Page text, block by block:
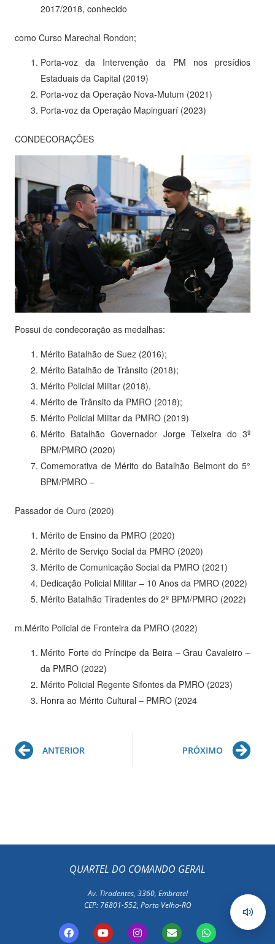
2017/2018, conhecido
como Curso Marechal Rondon;
Porta-voz da Intervenção da PM nos presídios
Estaduais da Capital (2019)
Porta-voz da Operação Nova-Mutum (2021)
Porta-voz da Operação Mapinguarí (2023)
CONDECORAÇÕES
Possui de condecoração as medalhas:
Mérito Batalhão de Suez (2016);
Mérito Batalhão de Trânsito (2018);
Mérito Policial Militar (2018).
Mérito de Trânsito da PMRO (2018);
Mérito Policial Militar da PMRO (2019)
Mérito Batalhão Governador Jorge Teixeira do 3º
BPM/PMRO (2020)
Comemorativa de Mérito do Batalhão Belmont do 5°
BPM/PMRO –
Passador de Ouro (2020)
Mérito de Ensino da PMRO (2020)
Mérito de Serviço Social da PMRO (2020)
Mérito de Comunicação Social da PMRO (2021)
Dedicação Policial Militar – 10 Anos da PMRO (2022)
Mérito Batalhão Tiradentes do 2º BPM/PMRO (2022)
m.Mérito Policial de Fronteira da PMRO (2022)
Mérito Forte do Príncipe da Beira – Grau Cavaleiro –
da PMRO (2022)
Mérito Policial Regente Sifontes da PMRO (2023)
Honra ao Mérito Cultural – PMRO (2024
Prev
ANTERIOR PRÓXIMO
QUARTEL DO COMANDO GERAL
Av. Tiradentes, 3360, Embratel
CEP: 76801-552, Porto Velho-RO
F
a
Y
o
I
n
E
n
W
h